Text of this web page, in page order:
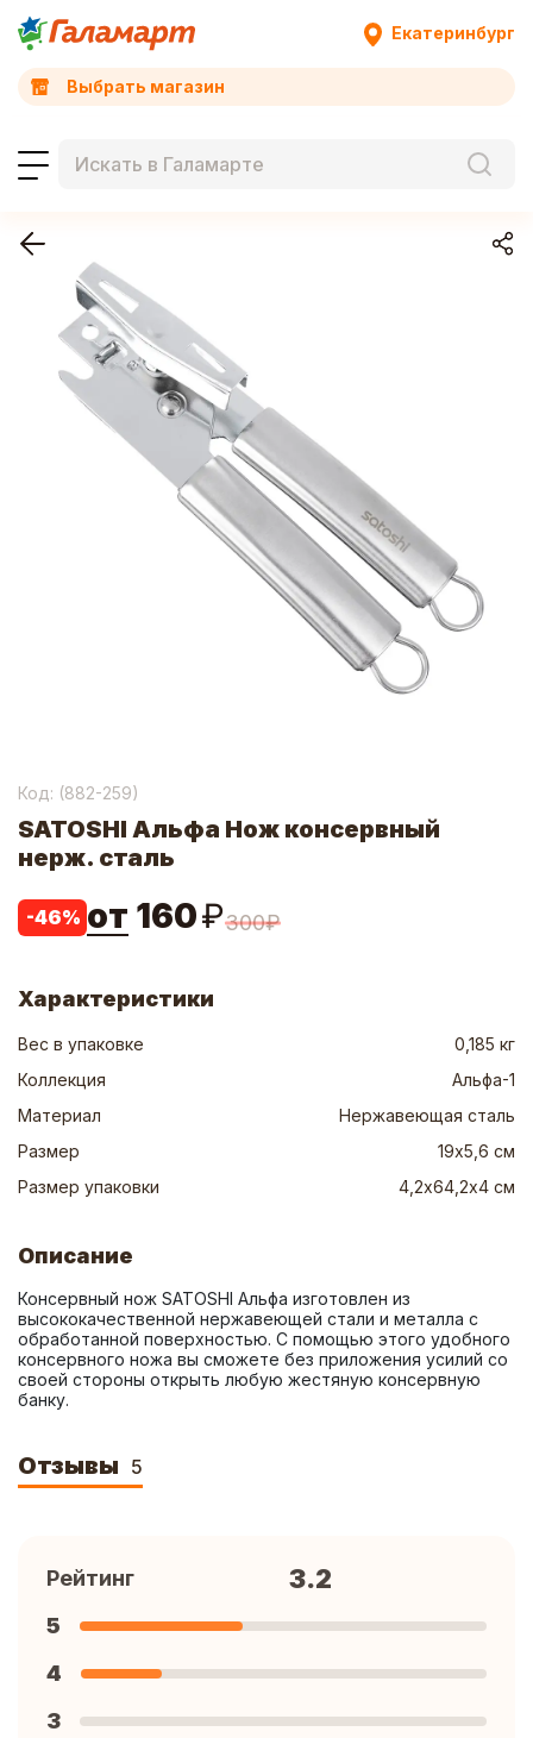
Екатеринбург
Выбрать магазин
Код: (882-259)
SATOSHI Альфа Нож консервный
нерж. сталь
-46% от 160₽300₽
Характеристики
Вес в упаковке
0,185 кг
Коллекция
Альфа-1
Материал
Нержавеющая сталь
Размер
19х5,6 см
Размер упаковки
4,2х64,2х4 см
Описание
Консервный нож SATOSHI Альфа изготовлен из
высококачественной нержавеющей стали и металла с
обработанной поверхностью. С помощью этого удобного
консервного ножа вы сможете без приложения усилий со
своей стороны открыть любую жестяную консервную
банку.
Отзывы 5
Рейтинг 3.2
5
4
3